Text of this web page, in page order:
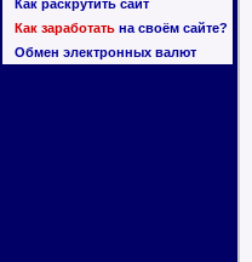
Как раскрутить сайт
Как заработать на своём сайте?
Обмен электронных валют